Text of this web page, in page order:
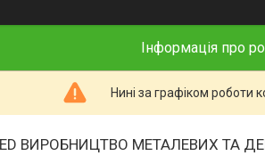
Інформація про
Нині за графіком роботи
ВИРОБНИЦТВО МЕТАЛЕВИХ ТА